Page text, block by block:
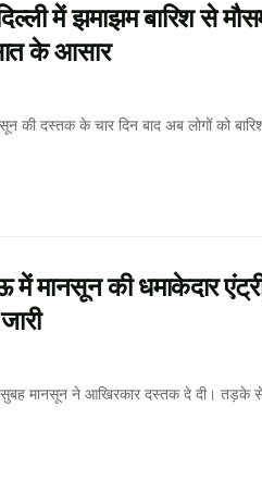
में झमाझम बारिश से मौसम
के आसार
की दस्तक के चार दिन बाद अब लोगों को
की धमाकेदार एंट्री,
मानसून ने आखिरकार दस्तक दे दी। तड़के